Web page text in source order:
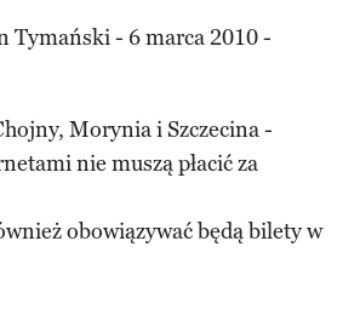
Tymański - 6 marca 2010 -
Morynia i Szczecina -
nie muszą płacić za
obowiązywać będą bilety w